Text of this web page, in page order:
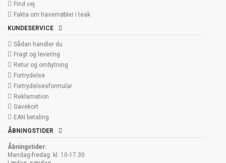
Find vej
Fakta om havemøbler i teak
KUNDESERVICE
Sådan handler du
Fragt og levering
Retur og ombytning
Fortrydelse
Fortrydelsesformular
Reklamation
Gavekort
EAN betaling
ÅBNINGSTIDER
Åbningstider:
Mandag-fredag: kl. 10-17.30